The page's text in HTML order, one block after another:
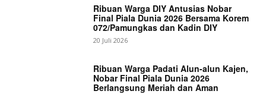
Ribuan Warga DIY Antusias Nobar
Final Piala Dunia 2026 Bersama Korem
072/Pamungkas dan Kadin DIY
20 Juli 2026
Ribuan Warga Padati Alun-alun Kajen,
Nobar Final Piala Dunia 2026
Berlangsung Meriah dan Aman